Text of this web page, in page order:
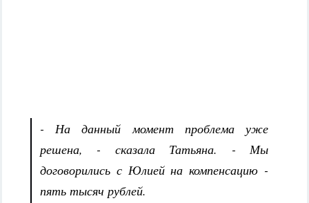
- На данный момент проблема уже
решена, - сказала Татьяна. - Мы
договорились с Юлией на компенсацию -
пять тысяч рублей.